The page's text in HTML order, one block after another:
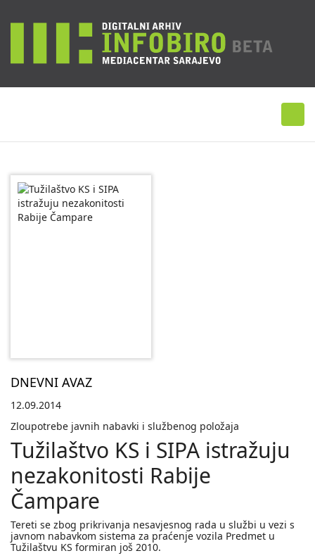
DNEVNI AVAZ
12.09.2014
Zloupotrebe javnih nabavki i službenog položaja
Tužilaštvo KS i SIPA istražuju
nezakonitosti Rabije
Čampare
Tereti se zbog prikrivanja nesavjesnog rada u službi u vezi s
javnom nabavkom sistema za praćenje vozila Predmet u
Tužilaštvu KS formiran još 2010.